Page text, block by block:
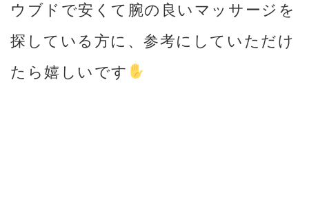
ウブドで安くて腕の良いマッサージを
探している方に、参考にしていただけ
たら嬉しいです